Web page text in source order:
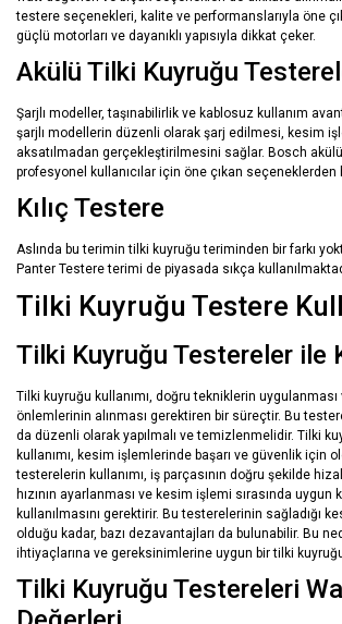
testere seçenekleri, kalite ve performanslarıyla öne
güçlü motorları ve dayanıklı yapısıyla dikkat çeker.
Akülü Tilki Kuyruğu
Şarjlı modeller, taşınabilirlik ve kablosuz kullanım
şarjlı modellerin düzenli olarak şarj edilmesi, kesim
aksatılmadan gerçekleştirilmesini sağlar. Bosch
profesyonel kullanıcılar için öne çıkan seçeneklerden
Kılıç Testere
Aslında bu terimin tilki kuyruğu teriminden bir farkı
Panter Testere terimi de piyasada sıkça
Tilki Kuyruğu Testere
Tilki Kuyruğu Testereler ile
Tilki kuyruğu kullanımı, doğru tekniklerin
önlemlerinin alınması gerektiren bir süreçtir. Bu
da düzenli olarak yapılmalı ve temizlenmelidir. Tilki
kullanımı, kesim işlemlerinde başarı ve güvenlik için
testerelerin kullanımı, iş parçasının doğru şekilde
hızının ayarlanması ve kesim işlemi sırasında uygun
kullanılmasını gerektirir. Bu testerelerinin sağladığı
olduğu kadar, bazı dezavantajları da bulunabilir. Bu
ihtiyaçlarına ve gereksinimlerine uygun bir tilki
Tilki Kuyruğu Testereleri